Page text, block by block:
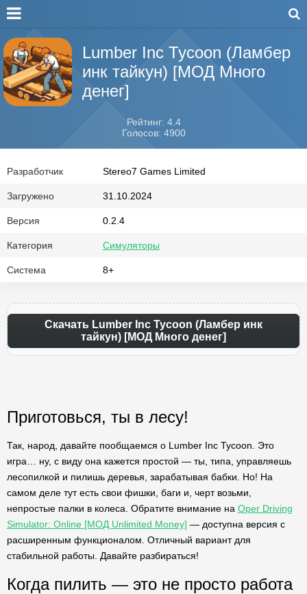
Lumber Inc Tycoon (Ламбер
инк тайкун) [МОД Много
денег]
Рейтинг: 4.4
Голосов: 4900
Разработчик Stereo7 Games Limited
Загружено 31.10.2024
Версия 0.2.4
Категория Симуляторы
Система 8+
Скачать Lumber Inc Tycoon (Ламбер инк
тайкун) [МОД Много денег]
Приготовься, ты в лесу!
Так, народ, давайте пообщаемся о Lumber Inc Tycoon. Это
игра… ну, с виду она кажется простой — ты, типа, управляешь
лесопилкой и пилишь деревья, зарабатывая бабки. Но! На
самом деле тут есть свои фишки, баги и, черт возьми,
непростые палки в колеса. Обратите внимание на Oper Driving
Simulator: Online [МОД Unlimited Money] — доступна версия с
расширенным функционалом. Отличный вариант для
стабильной работы. Давайте разбираться!
Когда пилить — это не просто работа